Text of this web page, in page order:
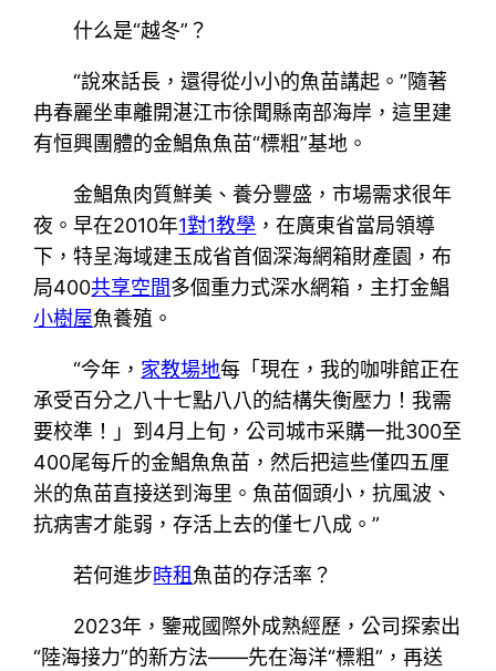
什么是“越冬”？
“說來話長，還得從小小的魚苗講起。”隨著
冉春麗坐車離開湛江市徐聞縣南部海岸，這里建
有恒興團體的金鯧魚魚苗“標粗”基地。
金鯧魚肉質鮮美、養分豐盛，市場需求很年
夜。早在2010年1對1教學 ，在廣東省當局領導
下，特呈海域建玉成省首個深海網箱財產園，布
局400共享空間多個重力式深水網箱，主打金鯧
小樹屋魚養殖。
“今年， 家教場地每「現在，我的咖啡館正在
承受百分之八十七點八八的結構失衡壓力！我需
要校準！」到4月上旬，公司城市采購一批300至
400尾每斤的金鯧魚魚苗，然后把這些僅四五厘
米的魚苗直接送到海里。魚苗個頭小，抗風波、
抗病害才能弱，存活上去的僅七八成。”
若何進步時租魚苗的存活率？
2023年，鑒戒國際外成熟經歷，公司探索出
“陸海接力”的新方法——先在海洋“標粗”，再送